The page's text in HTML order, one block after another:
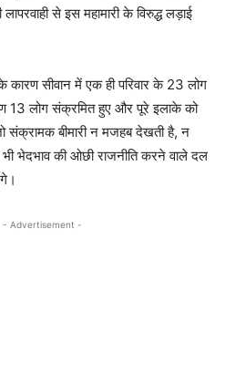
से इस महामारी के विरुद्ध लड़ाई
कारण सीवान में एक ही परिवार के 23 लोग
13 लोग संक्रमित हुए और पूरे इलाके को
संक्रामक बीमारी न मजहब देखती है, न
भेदभाव की ओछी राजनीति करने वाले दल
- Advertisement -